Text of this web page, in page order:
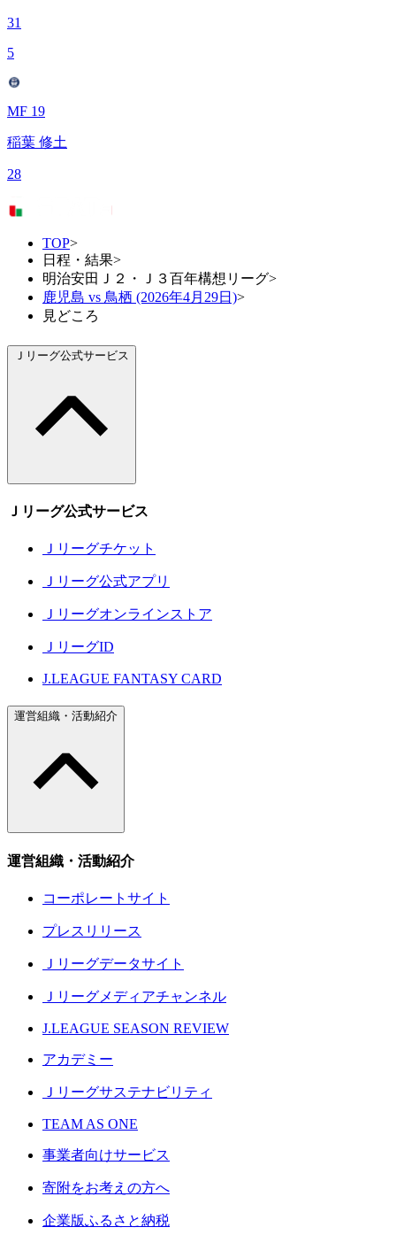
31
5
MF 19
稲葉 修土
28
TOP>
日程・結果>
明治安田Ｊ２・Ｊ３百年構想リーグ>
鹿児島 vs 鳥栖 (2026年4月29日)>
見どころ
Ｊリーグ公式サービス
Ｊリーグ公式サービス
Ｊリーグチケット
Ｊリーグ公式アプリ
Ｊリーグオンラインストア
ＪリーグID
J.LEAGUE FANTASY CARD
運営組織・活動紹介
運営組織・活動紹介
コーポレートサイト
プレスリリース
Ｊリーグデータサイト
Ｊリーグメディアチャンネル
J.LEAGUE SEASON REVIEW
アカデミー
Ｊリーグサステナビリティ
TEAM AS ONE
事業者向けサービス
寄附をお考えの方へ
企業版ふるさと納税